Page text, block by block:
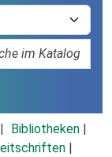
Bibliotheken